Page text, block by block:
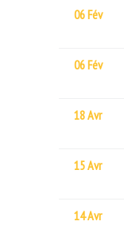
06 Fév
06 Fév
18 Avr
15 Avr
14 Avr